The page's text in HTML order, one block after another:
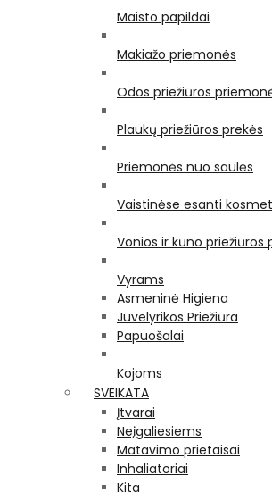
Maisto papildai
Makiažo priemonės
Odos priežiūros
Plaukų priežiūros prekės
Priemonės nuo saulės
Vaistinėse esanti
Vonios ir kūno priežiūros
Vyrams
Asmeninė Higiena
Juvelyrikos Priežiūra
Papuošalai
Kojoms
SVEIKATA
Įtvarai
Neįgaliesiems
Matavimo prietaisai
Inhaliatoriai
Kita